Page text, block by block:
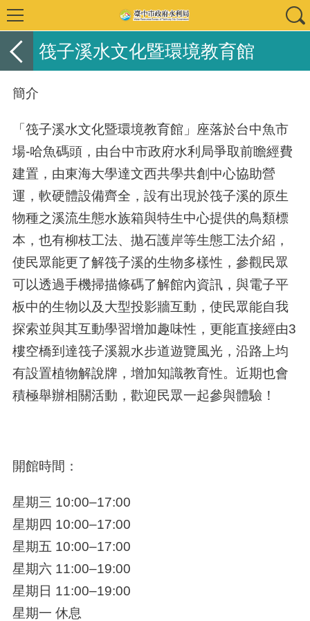
筏子溪水文化暨環境教育館
簡介
「筏子溪水文化暨環境教育館」座落於台中魚市
場-哈魚碼頭，由台中市政府水利局爭取前瞻經費
建置，由東海大學達文西共學共創中心協助營
運，軟硬體設備齊全，設有出現於筏子溪的原生
物種之溪流生態水族箱與特生中心提供的鳥類標
本，也有柳枝工法、拋石護岸等生態工法介紹，
使民眾能更了解筏子溪的生物多樣性，參觀民眾
可以透過手機掃描條碼了解館內資訊，與電子平
板中的生物以及大型投影牆互動，使民眾能自我
探索並與其互動學習增加趣味性，更能直接經由3
樓空橋到達筏子溪親水步道遊覽風光，沿路上均
有設置植物解說牌，增加知識教育性。近期也會
積極舉辦相關活動，歡迎民眾一起參與體驗！
開館時間：
星期三 10:00–17:00
星期四 10:00–17:00
星期五 10:00–17:00
星期六 11:00–19:00
星期日 11:00–19:00
星期一 休息